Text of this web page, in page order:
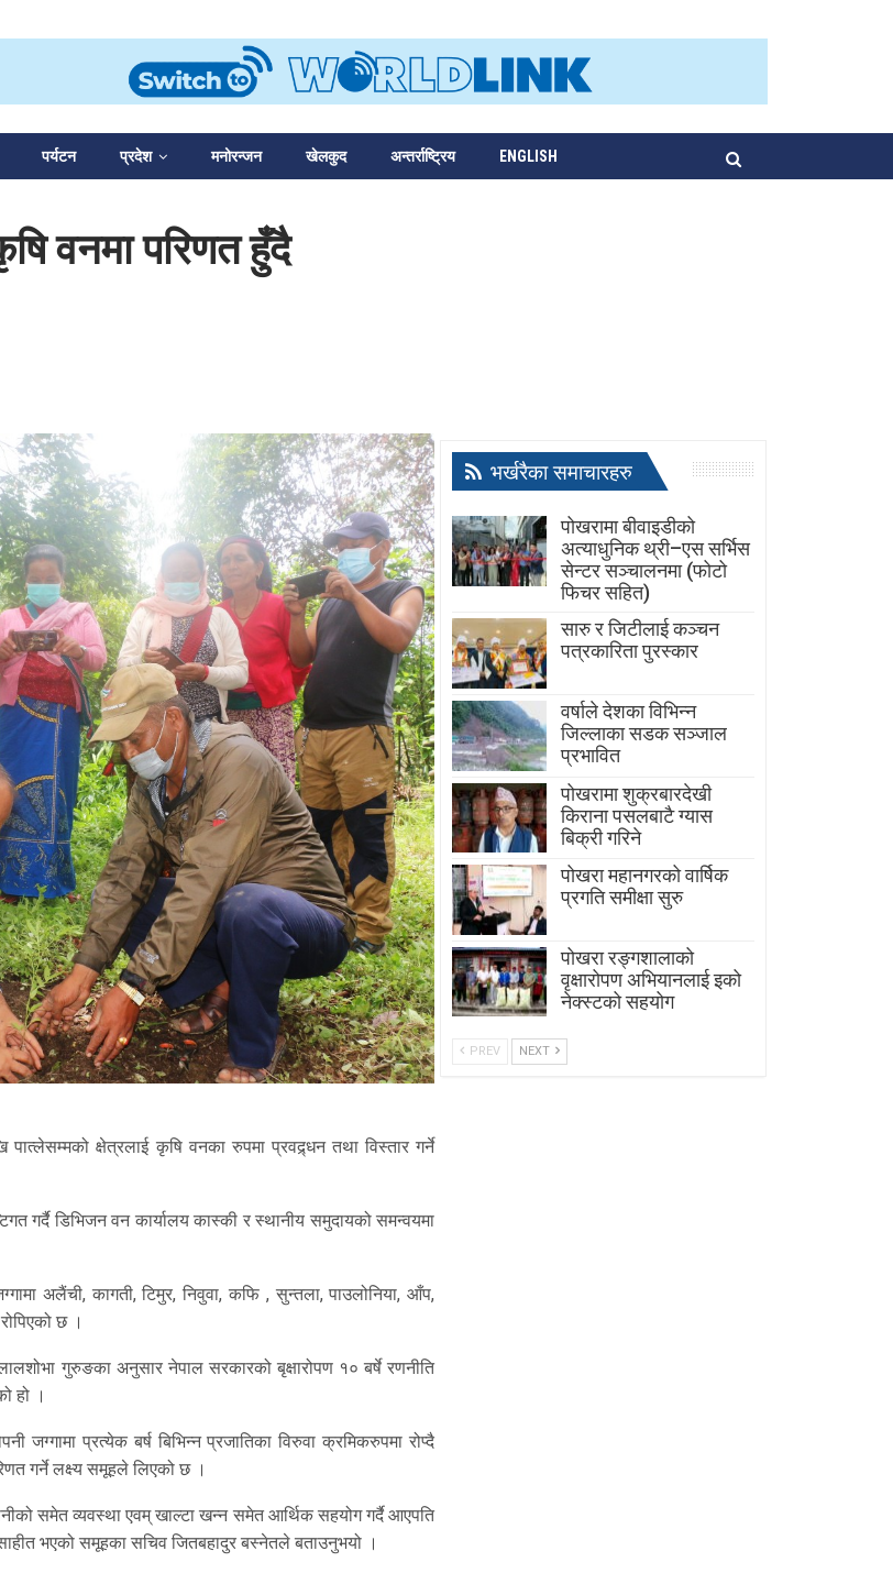
पर्यटन प्रदेश मनोरन्जन खेलकुद अन्तर्राष्ट्रिय ENGLISH
वनमा परिणत हुँदै
क्षेत्रलाई कृषि वनका रुपमा प्रवद्र्धन तथा विस्तार गर्ने
गर्दै डिभिजन वन कार्यालय कास्की र स्थानीय समुदायको समन्वयमा
अलैंची, कागती, टिमुर, निवुवा, कफि , सुन्तला, पाउलोनिया, आँप,
छ ।
गुरुङका अनुसार नेपाल सरकारको बृक्षारोपण १० बर्षे रणनीति
हो ।
जग्गामा प्रत्येक बर्ष बिभिन्न प्रजातिका विरुवा क्रमिकरुपमा रोप्दै
गर्ने लक्ष्य समूहले लिएको छ ।
समेत व्यवस्था एवम् खाल्टा खन्न समेत आर्थिक सहयोग गर्दै आएपति
भएको समूहका सचिव जितबहादुर बस्नेतले बताउनुभयो ।
भर्खरैका समाचारहरु
पोखरामा बीवाइडीको
अत्याधुनिक थ्री–एस सर्भिस
सेन्टर सञ्चालनमा (फोटो
फिचर सहित)
सारु र जिटीलाई कञ्चन
पत्रकारिता पुरस्कार
वर्षाले देशका विभिन्न
जिल्लाका सडक सञ्जाल
प्रभावित
पोखरामा शुक्रबारदेखी
किराना पसलबाटै ग्यास
बिक्री गरिने
पोखरा महानगरको वार्षिक
प्रगति समीक्षा सुरु
पोखरा रङ्गशालाको
वृक्षारोपण अभियानलाई इको
नेक्स्टको सहयोग
PREV NEXT